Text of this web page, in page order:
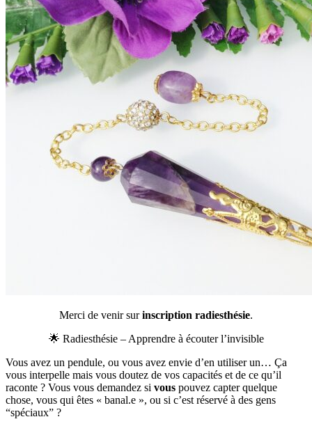
Merci de venir surinscription radiesthésie.
🌟 Radiesthésie – Apprendre à écouter l’invisible
Vous avez un pendule, ou vous avez envie d’en utiliser un… Ça
vous interpelle mais vous doutez de vos capacités et de ce qu’il
raconte ? Vous vous demandez si vous pouvez capter quelque
chose, vous qui êtes « banal.e », ou si c’est réservé à des gens
“spéciaux” ?